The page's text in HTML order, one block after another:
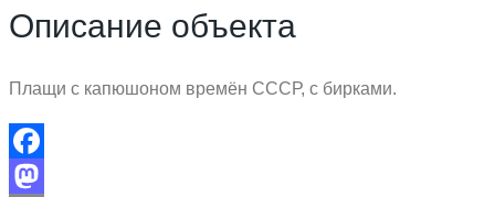
Описание объекта
Плащи с капюшоном времён СССР, с бирками.
Facebook